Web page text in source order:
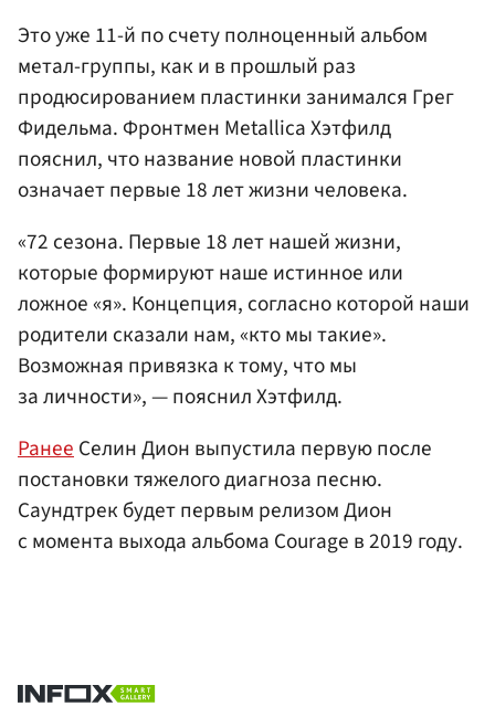
Это уже 11-й по счету полноценный альбом
метал-группы, как и в прошлый раз
продюсированием пластинки занимался Грег
Фидельма. Фронтмен Metallica Хэтфилд
пояснил, что название новой пластинки
означает первые 18 лет жизни человека.
«72 сезона. Первые 18 лет нашей жизни,
которые формируют наше истинное или
ложное «я». Концепция, согласно которой наши
родители сказали нам, «кто мы такие».
Возможная привязка к тому, что мы
за личности», — пояснил Хэтфилд.
РанееСелин Дион выпустила первую после
постановки тяжелого диагноза песню.
Саундтрек будет первым релизом Дион
с момента выхода альбома Courage в 2019 году.